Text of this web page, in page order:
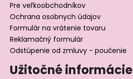
Pre veľkoobchodníkov
Ochrana osobnych údajov
Formulár na vrátenie tovaru
Reklamačný formulár
Odstúpenie od zmluvy - poučenie
Užitočné informácie